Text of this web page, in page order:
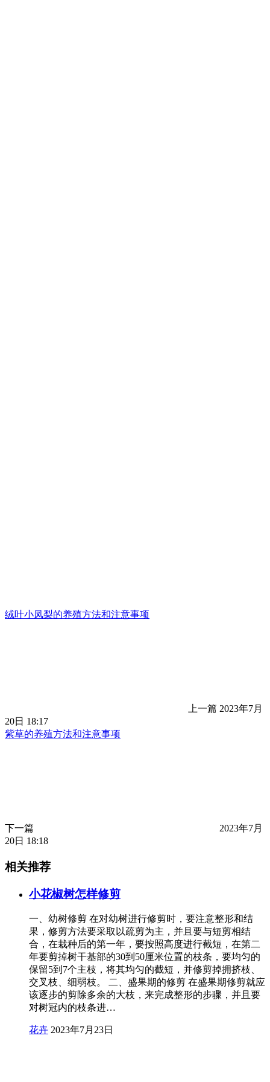
绒叶小凤梨的养殖方法和注意事项
上一篇 2023年7月
20日 18:17
紫草的养殖方法和注意事项
下一篇
2023年7月
20日 18:18
相关推荐
小花椒树怎样修剪
一、幼树修剪 在对幼树进行修剪时，要注意整形和结
果，修剪方法要采取以疏剪为主，并且要与短剪相结
合，在栽种后的第一年，要按照高度进行截短，在第二
年要剪掉树干基部的30到50厘米位置的枝条，要均匀的
保留5到7个主枝，将其均匀的截短，并修剪掉拥挤枝、
交叉枝、细弱枝。 二、盛果期的修剪 在盛果期修剪就应
该逐步的剪除多余的大枝，来完成整形的步骤，并且要
对树冠内的枝条进…
花卉 2023年7月23日